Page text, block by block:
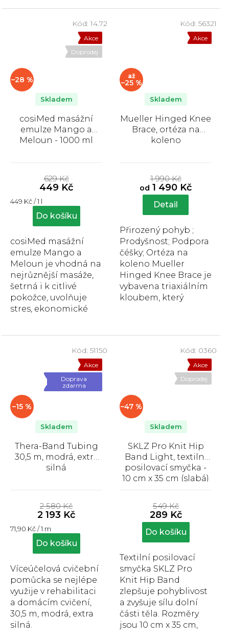
Akce
Doprodej
–28 %
cosiMed masážní
emulze Mango a
Meloun - 1000 ml
produktu
5,0
Skladem
629 Kč
449 Kč
Měrná
449 Kč / 1 l
Do košíku
cosiMed masážní
emulze Mango a
Meloun je vhodná na
nejrůznější masáže,
šetrná i k citlivé
pokožce, uvolňuje
stres, ekonomické
Kód: 14.72
Akce
až
–25 %
Mueller Hinged Knee
Brace, ortéza na
koleno
produktu
je
hvězdiček.
Skladem
1 990 Kč
od 1 490 Kč
Detail
Přirozený pohyb ;
Prodyšnost; Podpora
čéšky; Ortéza na
koleno Mueller
Hinged Knee Brace je
vybavena triaxiálním
kloubem, který
Kód: 56321
Akce
Doprava
zdarma
–15 %
Thera-Band Tubing
30,5 m, modrá, extra
silná
produktu
5,0
Skladem
2 580 Kč
2 193 Kč
Měrná
71,90 Kč / 1 m
Do košíku
Víceúčelová cvičební
pomůcka se nejlépe
využije v rehabilitaci
a domácím cvičení,
30,5 m, modrá, extra
silná.
Kód: 51150
Akce
Doprodej
–47 %
SKLZ Pro Knit Hip
Band Light, textilní
posilovací smyčka -
10 cm x 35 cm (slabá)
produktu
je
5,0
hvězdiček.
Skladem
549 Kč
289 Kč
Do košíku
Textilní posilovací
smyčka SKLZ Pro
Knit Hip Band
zlepšuje pohyblivost
a zvyšuje sílu dolní
části těla. Rozměry
jsou 10 cm x 35 cm,
Kód: 0360